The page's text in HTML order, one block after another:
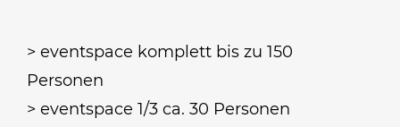
> eventspace komplett bis zu 150
Personen
> eventspace 1/3 ca. 30 Personen